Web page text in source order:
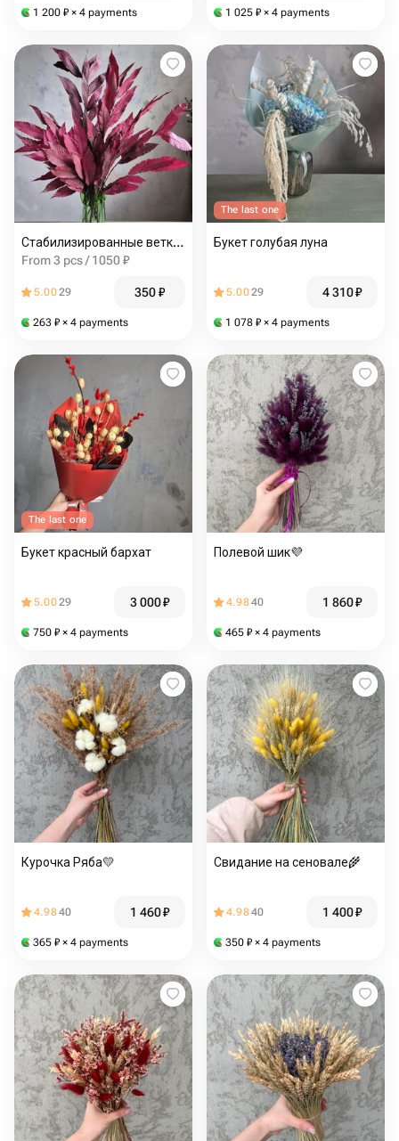
1 200 ₽ × 4 payments 1 025 ₽ × 4 payments
Стабилизированные ветки каштана
From 3 pcs / 1050 ₽
5.0029 350₽
263 ₽ × 4 payments
The last one
Букет голубая луна
5.0029 4 310₽
1 078 ₽ × 4 payments
The last one
Букет красный бархат
5.0029 3 000₽
750 ₽ × 4 payments
Полевой шик💜
4.9840 1 860₽
465 ₽ × 4 payments
Курочка Ряба💛
4.9840 1 460₽
365 ₽ × 4 payments
Свидание на сеновале🌾
4.9840 1 400₽
350 ₽ × 4 payments